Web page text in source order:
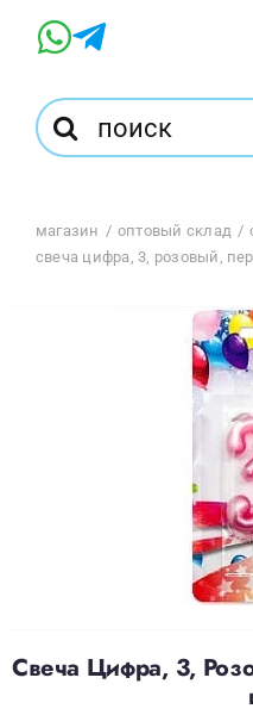
Результат
поиска:
Магазин
Оптовый Магазин
О нас
магазин оптовый склад
свеча цифра, 3, розовый,
Свеча Цифра, 3,